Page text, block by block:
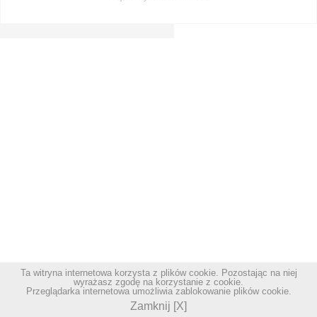
Ta witryna internetowa korzysta z plików cookie. Pozostając na niej
wyrażasz zgodę na korzystanie z cookie.
Przeglądarka internetowa umożliwia zablokowanie plików cookie.
Zamknij [X]